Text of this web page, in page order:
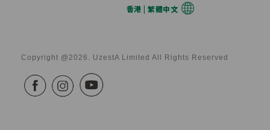
香港 | 繁體中文
Copyright @2026. UzestA Limited All Rights Reserved